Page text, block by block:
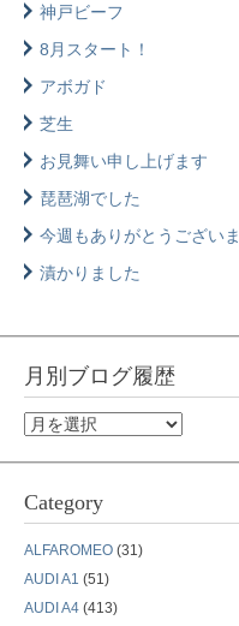
神戸ビーフ
8月スタート！
アボガド
芝生
お見舞い申し上げます
琵琶湖でした
今週もありがとうござい
漬かりました
月別ブログ履歴
Category
ALFAROMEO (31)
AUDI A1 (51)
AUDI A4 (413)